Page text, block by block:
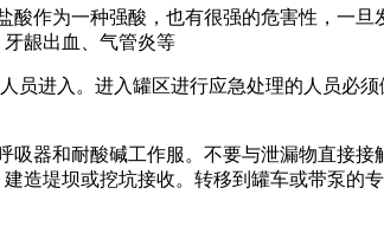
作为一种强酸，也有很强的危害性，一旦
龈出血、气管炎等
进入。进入罐区进行应急处理的人员必须
器和耐酸碱工作服。不要与泄漏物直接接
造堤坝或挖坑接收。转移到罐车或带泵的